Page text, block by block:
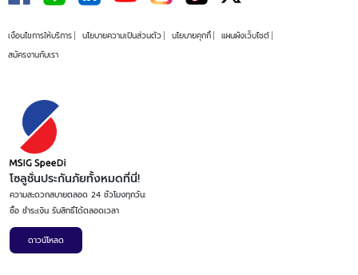
เงื่อนไขการให้บริการ นโยบายความเป็นส่วนตัว นโยบายคุกกี้
แผนผังเว็บไซต์
สมัครงานกับเรา
โซลูชั่นประกันภัยทั้งหมดที่นี่!
ความสะดวกสบายตลอด 24 ชั่วโมงทุกวัน:
ซื้อ ชำระเงิน รับสิทธิ์ได้ตลอดเวลา
ดาวน์โหลด